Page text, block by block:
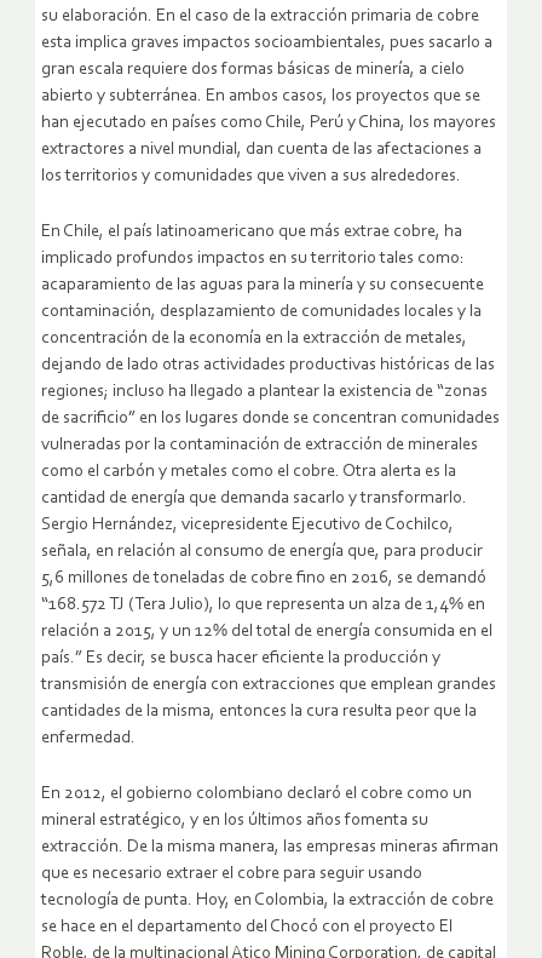
su elaboración. En el caso de la extracción primaria de cobre
esta implica graves impactos socioambientales, pues sacarlo a
gran escala requiere dos formas básicas de minería, a cielo
abierto y subterránea. En ambos casos, los proyectos que se
han ejecutado en países como Chile, Perú y China, los mayores
extractores a nivel mundial, dan cuenta de las afectaciones a
los territorios y comunidades que viven a sus alrededores.
En Chile, el país latinoamericano que más extrae cobre, ha
implicado profundos impactos en su territorio tales como:
acaparamiento de las aguas para la minería y su consecuente
contaminación, desplazamiento de comunidades locales y la
concentración de la economía en la extracción de metales,
dejando de lado otras actividades productivas históricas de las
regiones; incluso ha llegado a plantear la existencia de “zonas
de sacrificio” en los lugares donde se concentran comunidades
vulneradas por la contaminación de extracción de minerales
como el carbón y metales como el cobre. Otra alerta es la
cantidad de energía que demanda sacarlo y transformarlo.
Sergio Hernández, vicepresidente Ejecutivo de Cochilco,
señala, en relación al consumo de energía que, para producir
5,6 millones de toneladas de cobre fino en 2016, se demandó
“168.572 TJ (Tera Julio), lo que representa un alza de 1,4% en
relación a 2015, y un 12% del total de energía consumida en el
país.” Es decir, se busca hacer eficiente la producción y
transmisión de energía con extracciones que emplean grandes
cantidades de la misma, entonces la cura resulta peor que la
enfermedad.
En 2012, el gobierno colombiano declaró el cobre como un
mineral estratégico, y en los últimos años fomenta su
extracción. De la misma manera, las empresas mineras afirman
que es necesario extraer el cobre para seguir usando
tecnología de punta. Hoy, en Colombia, la extracción de cobre
se hace en el departamento del Chocó con el proyecto El
Roble, de la multinacional Atico Mining Corporation, de capital